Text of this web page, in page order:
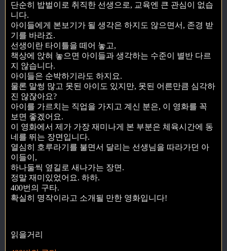
단순히 밥벌이로 취직한 선생으로, 교육엔 큰 관심이 없습
니다.
아이들에게 본보기가 될 생각은 하지도 않으면서, 존경 받
기를 바라죠.
선생이란 타이틀을 떼어 놓고,
책상에 앉혀 놓으면 아이들과 생각하는 수준이 별반 다르
지 않습니다.
아이들은 순박하기라도 하지요.
물론 말썽 많고 못된 아이도 있지만, 못된 어른만큼 심각하
진 않잖아요?
아이를 가르치는 직업을 가지고 계신 분은, 이 영화를 꼭
보면 좋겠어요.
이 영화에서 제가 가장 재미나게 본 부분은 체육시간에 동
네를 뛰는 장면입니다.
열심히 호루라기를 불면서 달리는 선생님을 따라가던 아
이들이,
하나둘씩 옆길로 새나가는 장면.
정말 재미있었어요. 하하.
400번의 구타.
확실히 명작이라고 소개될 만한 영화입니다!
읽을거리